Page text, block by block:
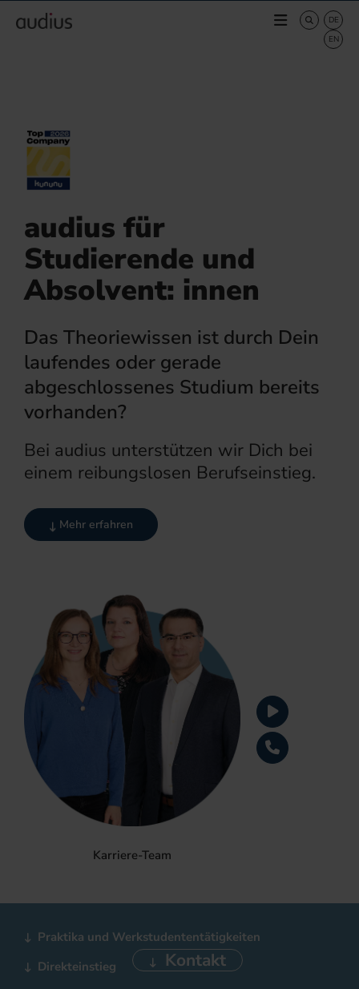
audius für
Studierende und
Absolvent: innen
Das Theoriewissen ist durch Dein
laufendes oder gerade
abgeschlossenes Studium bereits
vorhanden?
Bei audius unterstützen wir Dich bei
einem reibungslosen Berufseinstieg.
Mehr erfahren
Karriere-Team
Praktika und Werkstudententätigkeiten
Direkteinstieg
Kontakt